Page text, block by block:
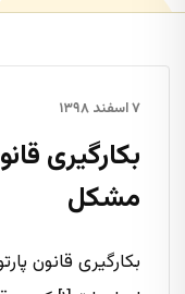
۷ اسفند ۱۳۹۸
بکارگیری
مشکل
بکارگیری قانون